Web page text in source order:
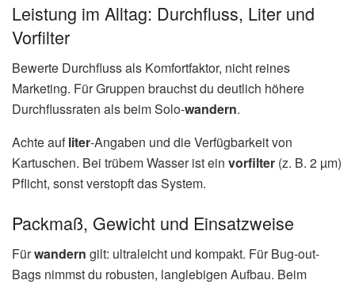
Leistung im Alltag: Durchfluss, Liter und
Vorfilter
Bewerte Durchfluss als Komfortfaktor, nicht reines
Marketing. Für Gruppen brauchst du deutlich höhere
Durchflussraten als beim Solo-wandern.
Achte aufliter-Angaben und die Verfügbarkeit von
Kartuschen. Bei trübem Wasser ist ein vorfilter (z. B. 2 µm)
Pflicht, sonst verstopft das System.
Packmaß, Gewicht und Einsatzweise
Fürwandern gilt: ultraleicht und kompakt. Für Bug-out-
Bags nimmst du robusten, langlebigen Aufbau. Beim